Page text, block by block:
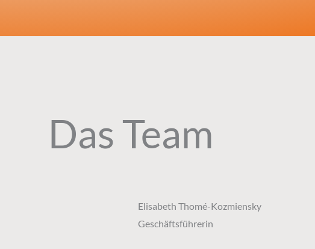
Das Team
Elisabeth Thomé-Kozmiensky
Geschäftsführerin